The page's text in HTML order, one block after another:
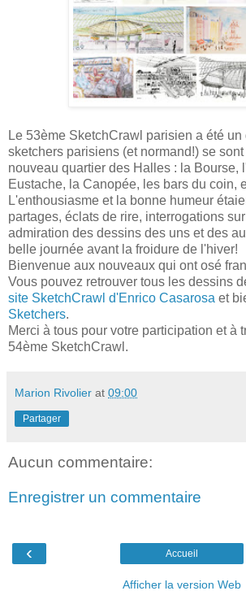
Le 53ème SketchCrawl parisien a été
sketchers parisiens (et normand!) se
nouveau quartier des Halles : la Bourse,
Eustache, la Canopée, les bars du coin,
L'enthousiasme et la bonne humeur
partages, éclats de rire, interrogations
admiration des dessins des uns et des
belle journée avant la froidure de l'hiver!
Bienvenue aux nouveaux qui ont osé
Vous pouvez retrouver tous les dessins
site SketchCrawl d'Enrico Casarosa et
Sketchers.
Merci à tous pour votre participation et à
54ème SketchCrawl.
Marion Rivolier at 09:00
Partager
Aucun commentaire:
Enregistrer un commentaire
‹ Accueil
Afficher la version Web